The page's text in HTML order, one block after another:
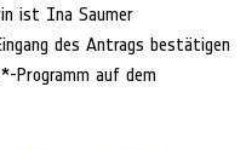
ist Ina Saumer
des Antrags bestätigen
Programm auf dem